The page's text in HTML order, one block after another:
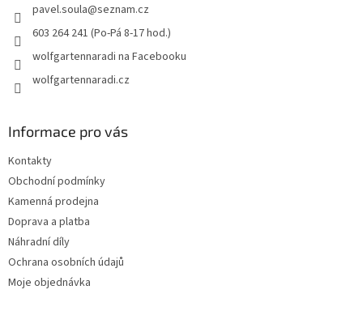
pavel.soula@seznam.cz
603 264 241 (Po-Pá 8-17 hod.)
wolfgartennaradi na Facebooku
wolfgartennaradi.cz
Informace pro vás
Kontakty
Obchodní podmínky
Kamenná prodejna
Doprava a platba
Náhradní díly
Ochrana osobních údajů
Moje objednávka